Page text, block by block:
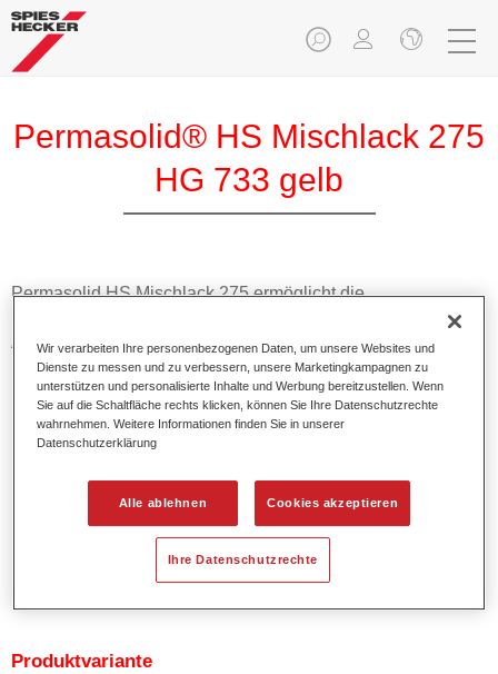
Permasolid® HS Mischlack 275
HG 733 gelb
Permasolid HS Mischlack 275 ermöglicht die
Farbtonausmischung vom hochwertigen Permasolid HS
Autolack 275 mit allen Uni-Farbtönen für die Pkw-
Lackierung.
Produktmerkmale
Erlaubt eine einfache und schnelle Verarbeitung in 1,5
Ermöglicht schnelle Trocknungszeiten.
Bietet ein hohes Deckvermögen.
Besitzt einen exzellenten Decklackstand.
Entspricht den VOC Anforderungen.
Produktvariante
Wir verarbeiten Ihre personenbezogenen Daten, um unsere Websites und
Dienste zu messen und zu verbessern, unsere Marketingkampagnen zu
unterstützen und personalisierte Inhalte und Werbung bereitzustellen. Wenn
Sie auf die Schaltfläche rechts klicken, können Sie Ihre Datenschutzrechte
wahrnehmen. Weitere Informationen finden Sie in unserer
Datenschutzerklärung
Alle ablehnen Cookies akzeptieren
Ihre Datenschutzrechte